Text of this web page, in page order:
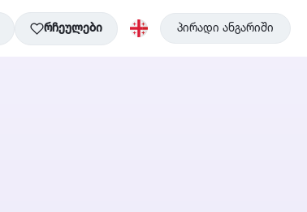
რჩეულები პირადი ანგარიში